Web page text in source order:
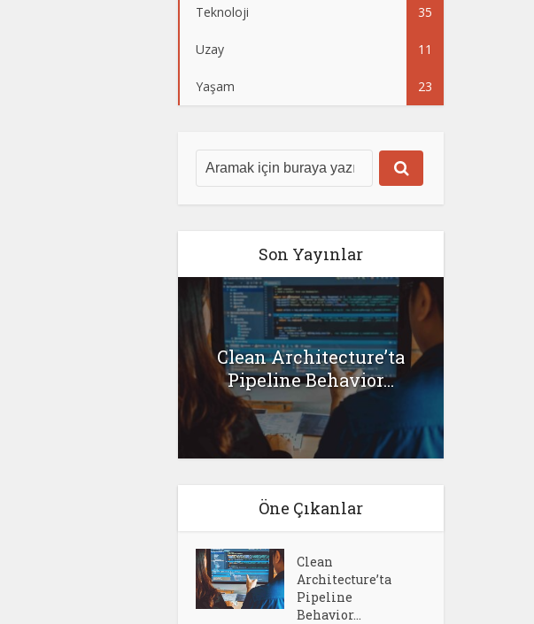
Teknoloji 35
Uzay 11
Yaşam 23
Son Yayınlar
Clean Architecture’ta
Pipeline Behavior...
Öne Çıkanlar
Clean
Architecture’ta
Pipeline
Behavior...